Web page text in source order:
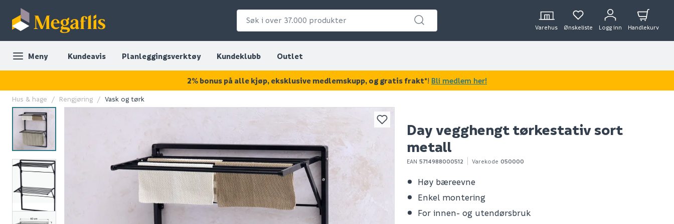
Varehus Ønskeliste Logg inn Handlekurv
Meny Kundeavis Planleggingsverktøy Kundeklubb Outlet
KAN DISSE VÆRE AV INTERESSE?
Hus & hage Rengjøring Vask og tørk
Day vegghengt tørkestativ sort
metall
EAN 5714988000512 Varekode 050000
Høy bæreevne
Enkel montering
For innen- og utendørsbruk
2% bonus på alle kjøp, eksklusive medlemskupp, og gratis frakt*! Bli medlem her!